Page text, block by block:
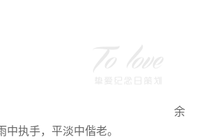
余
执手，平淡中偕老。